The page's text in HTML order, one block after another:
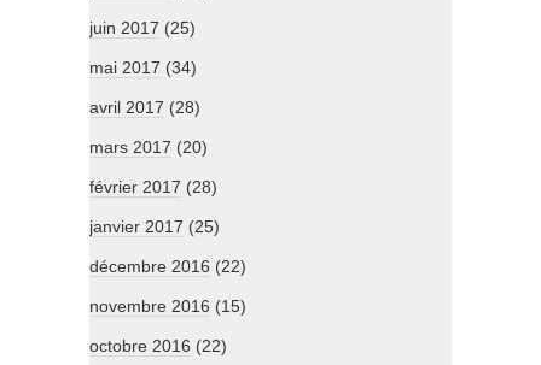
juin 2017 (25)
mai 2017 (34)
avril 2017 (28)
mars 2017 (20)
février 2017 (28)
janvier 2017 (25)
décembre 2016 (22)
novembre 2016 (15)
octobre 2016 (22)